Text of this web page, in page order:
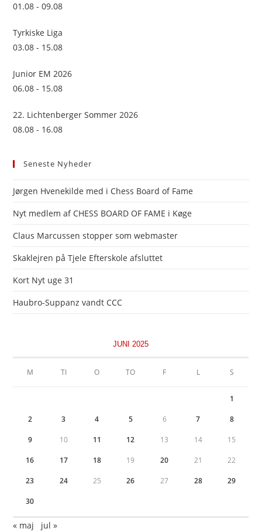
01.08 - 09.08
Tyrkiske Liga
03.08 - 15.08
Junior EM 2026
06.08 - 15.08
22. Lichtenberger Sommer 2026
08.08 - 16.08
Seneste Nyheder
Jørgen Hvenekilde med i Chess Board of Fame
Nyt medlem af CHESS BOARD OF FAME i Køge
Claus Marcussen stopper som webmaster
Skaklejren på Tjele Efterskole afsluttet
Kort Nyt uge 31
Haubro-Suppanz vandt CCC
JUNI 2025
M TI O TO F L S
1
2 3 4 5 6 7 8
9 10 11 12 13 14 15
16 17 18 19 20 21 22
23 24 25 26 27 28 29
30
« maj jul »